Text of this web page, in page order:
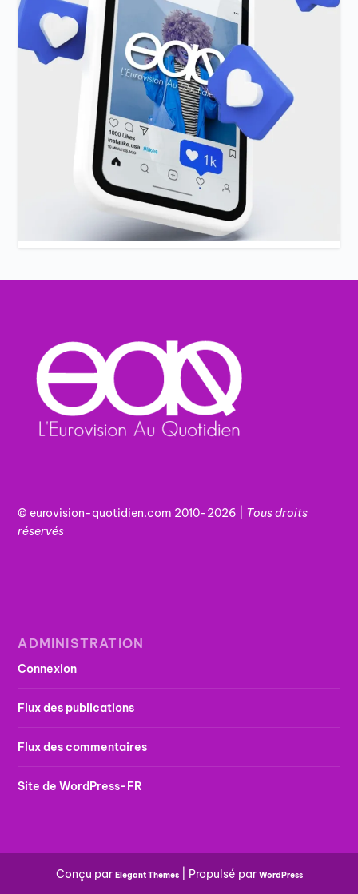
© eurovision-quotidien.com 2010-2026 | Tousdroits
réservés
ADMINISTRATION
Connexion
Flux des publications
Flux des commentaires
Site de WordPress-FR
Conçu par Elegant Themes| Propulsé par WordPress